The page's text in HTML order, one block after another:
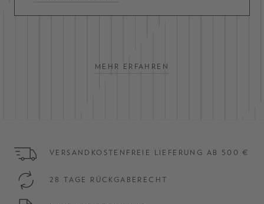
MEHR ERFAHREN
VERSANDKOSTENFREIE LIEFERUNG AB 500 €
28 TAGE RÜCKGABERECHT